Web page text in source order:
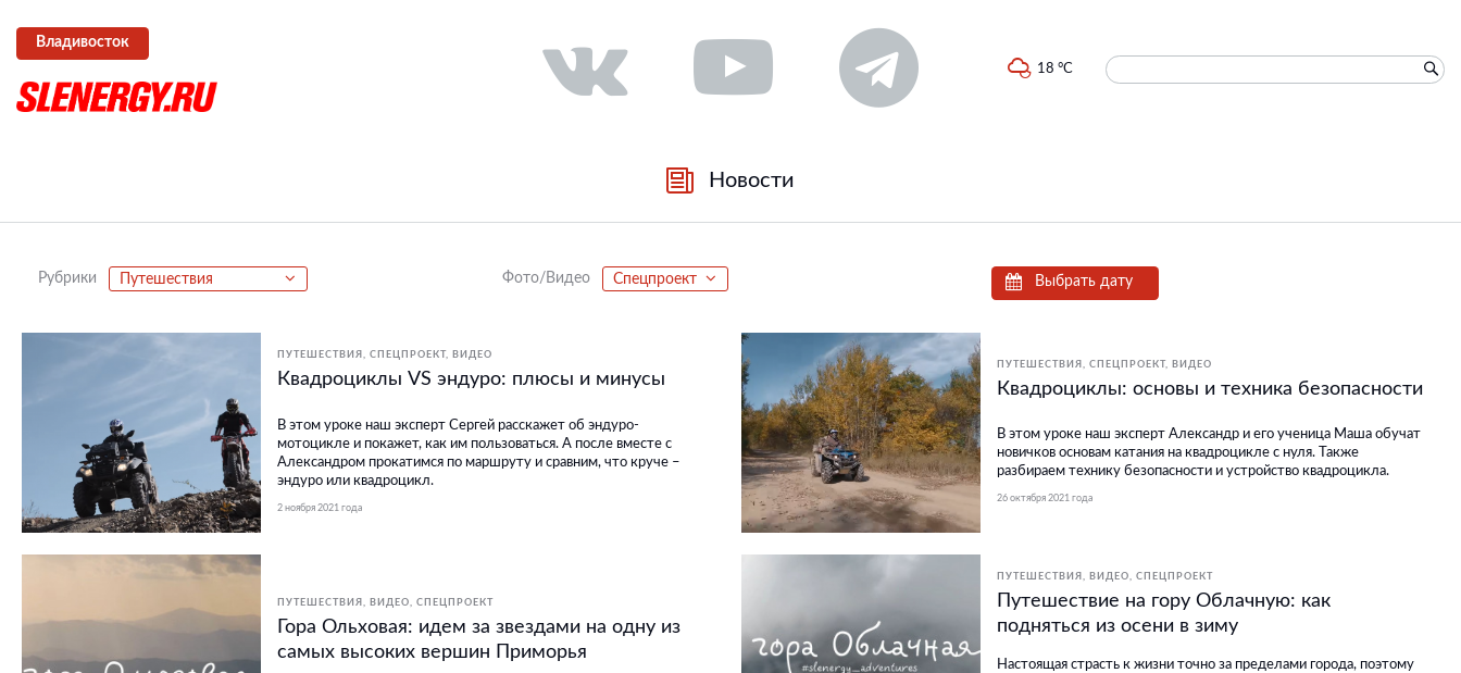
Владивосток
18 °C
Новости
Рубрики Путешествия Фото/Видео Спецпроект Выбрать дату
ПУТЕШЕСТВИЯ СПЕЦПРОЕКТ ВИДЕО
Квадроциклы VS эндуро: плюсы и минусы
В этом уроке наш эксперт Сергей расскажет об эндуро-
мотоцикле и покажет, как им пользоваться. А после вместе с
Александром прокатимся по маршруту и сравним, что круче –
эндуро или квадроцикл.
2 ноября 2021 года
ПУТЕШЕСТВИЯ СПЕЦПРОЕКТ ВИДЕО
Квадроциклы: основы и техника безопасности
В этом уроке наш эксперт Александр и его ученица Маша обучат
новичков основам катания на квадроцикле с нуля. Также
разбираем технику безопасности и устройство квадроцикла.
26 октября 2021 года
ПУТЕШЕСТВИЯ ВИДЕО СПЕЦПРОЕКТ
Гора Ольховая: идем за звездами на одну из
самых высоких вершин Приморья
ПУТЕШЕСТВИЯ ВИДЕО СПЕЦПРОЕКТ
Путешествие на гору Облачную: как
подняться из осени в зиму
Настоящая страсть к жизни точно за пределами города, поэтому